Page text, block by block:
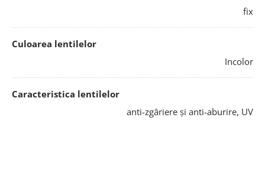
fix
Culoarea lentilelor
Incolor
Caracteristica lentilelor
anti-zgâriere și anti-aburire, UV